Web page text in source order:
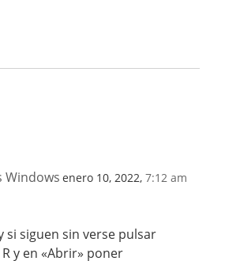
Windows enero 10, 2022, 7:12 am
si siguen sin verse pulsar
y en «Abrir» poner